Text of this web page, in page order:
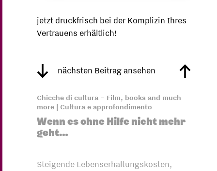
jetzt druckfrisch bei der Komplizin Ihres
Vertrauens erhältlich!
nächsten Beitrag ansehen
Chicche di cultura – Film, books and much
more | Cultura e approfondimento
Wenn es ohne Hilfe nicht mehr
geht…
Steigende Lebenserhaltungskosten,